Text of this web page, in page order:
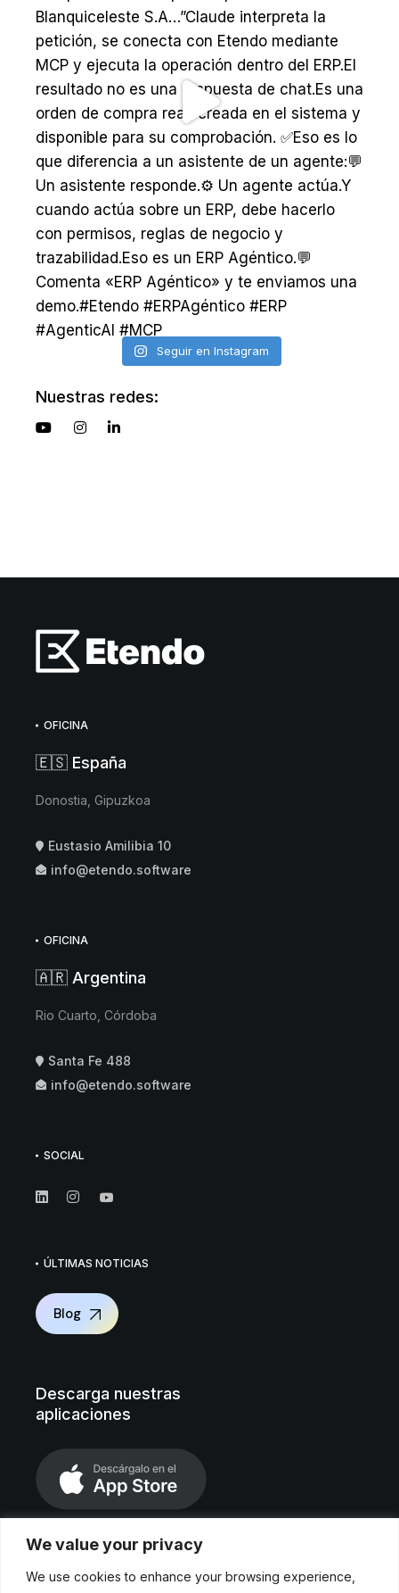
We value your privacy
We use cookies to enhance your browsing experience,
Seguir en Instagram
Nuestras redes:
OFICINA
🇪🇸 España
Donostia, Gipuzkoa
Eustasio Amilibia 10
info@etendo.software
OFICINA
🇦🇷 Argentina
Rio Cuarto, Córdoba
Santa Fe 488
info@etendo.software
SOCIAL
ÚLTIMAS NOTICIAS
Blog
Descarga nuestras
aplicaciones